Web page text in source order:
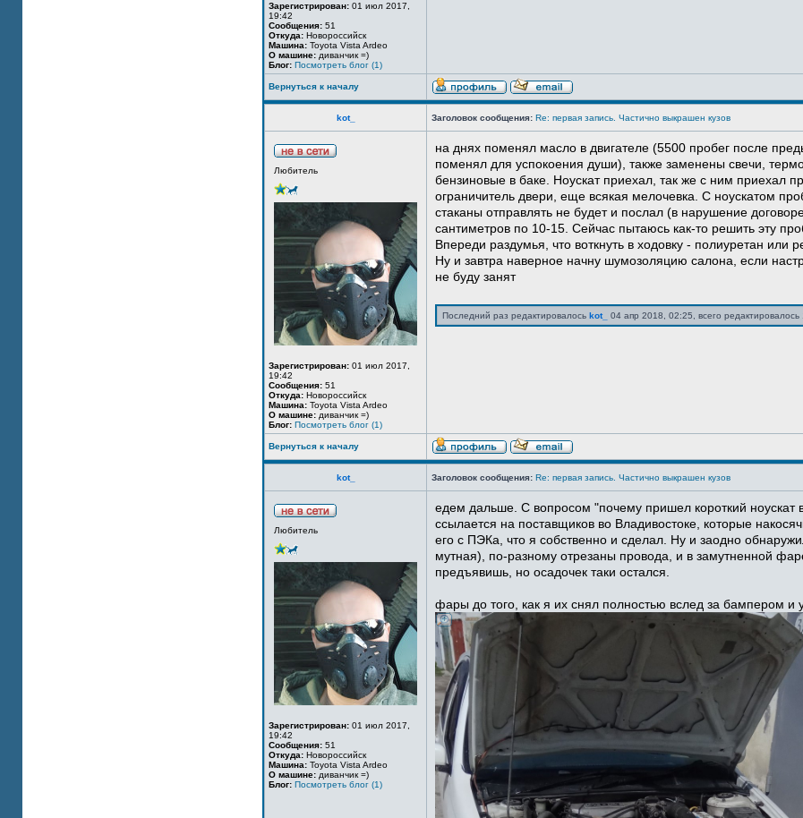
Зарегистрирован: 01 июл 2017,
19:42
Сообщения: 51
Откуда: Новороссийск
Машина: Toyota Vista Ardeo
О машине: диванчик =)
Блог: Посмотреть блог (1)
Вернуться к началу
kot_ Заголовок сообщения: Re: первая запись. Частично выкрашен кузов
Любитель
Зарегистрирован: 01 июл 2017,
19:42
Сообщения: 51
Откуда: Новороссийск
Машина: Toyota Vista Ardeo
О машине: диванчик =)
Блог: Посмотреть блог (1)
на днях поменял масло в двигателе (5500 пробег после
поменял для успокоения души), также заменены свечи,
бензиновые в баке. Ноускат приехал, так же с ним приехал
ограничитель двери, еще всякая мелочевка. С ноускатом
стаканы отправлять не будет и послал (в нарушение
сантиметров по 10-15. Сейчас пытаюсь как-то решить эту
Впереди раздумья, что воткнуть в ходовку - полиуретан или
Ну и завтра наверное начну шумозоляцию салона, если
не буду занят
Последний раз редактировалось kot_ 04 апр 2018, 02:25, всего редактировалось
Вернуться к началу
kot_ Заголовок сообщения: Re: первая запись. Частично выкрашен кузов
Любитель
Зарегистрирован: 01 июл 2017,
19:42
Сообщения: 51
Откуда: Новороссийск
Машина: Toyota Vista Ardeo
О машине: диванчик =)
Блог: Посмотреть блог (1)
едем дальше. С вопросом "почему пришел короткий ноускат
ссылается на поставщиков во Владивостоке, которые
его с ПЭКа, что я собственно и сделал. Ну и заодно
мутная), по-разному отрезаны провода, и в замутненной
предъявишь, но осадочек таки остался.
фары до того, как я их снял полностью вслед за бампером и